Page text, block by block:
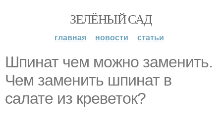
ЗЕЛЁНЫЙ САД
главная новости статьи
Шпинат чем можно заменить.
Чем заменить шпинат в
салате из креветок?